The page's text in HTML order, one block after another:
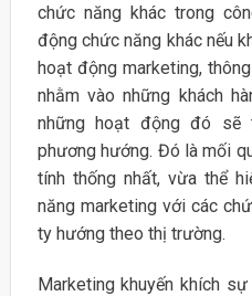
chức năng khác trong
động chức năng khác nếu
hoạt động marketing,
nhằm vào những khách
những hoạt động đó
phương hướng. Đó là mối
tính thống nhất, vừa thể
năng marketing với các
ty hướng theo thị trường.
Marketing khuyến khích